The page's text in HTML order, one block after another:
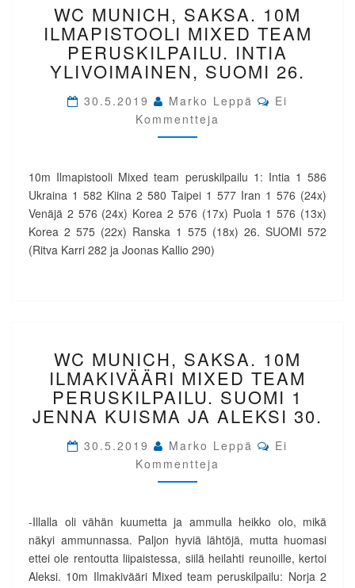
MUNICH,
SAKSA.
10M
ILMAPISTOOLI
MIXED
PERUSKILPAILU.
INTIA
YLIVOIMAINEN,
WC MUNICH, SAKSA. 10M
ILMAPISTOOLI MIXED TEAM
PERUSKILPAILU. INTIA
YLIVOIMAINEN, SUOMI 26.
30.5.2019 Marko Leppä Comments
Ei
Kommentteja
10m Ilmapistooli Mixed team peruskilpailu 1: Intia 1 586
Ukraina 1 582 Kiina 2 580 Taipei 1 577 Iran 1 576 (24x)
Venäjä 2 576 (24x) Korea 2 576 (17x) Puola 1 576 (13x)
Korea 2 575 (22x) Ranska 1 575 (18x) 26. SUOMI 572
(Ritva Karri 282 ja Joonas Kallio 290)
MUNICH,
SAKSA.
10M
ILMAKIVÄÄRI
MIXED
PERUSKILPAILU.
SUOMI
1
KUISMA
JA
ALEKSI
30.
WC MUNICH, SAKSA. 10M
ILMAKIVÄÄRI MIXED TEAM
PERUSKILPAILU. SUOMI 1
JENNA KUISMA JA ALEKSI 30.
30.5.2019 Marko Leppä Comments
Ei
Kommentteja
-Illalla oli vähän kuumetta ja ammulla heikko olo, mikä
näkyi ammunnassa. Paljon hyviä lähtöjä, mutta huomasi
ettei ole rentoutta liipaistessa, siilä heilahti reunoille, kertoi
Aleksi. 10m Ilmakivääri Mixed team peruskilpailu: Norja 2